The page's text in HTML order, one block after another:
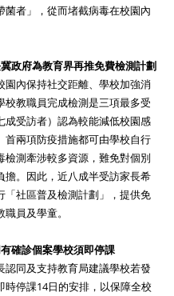
菌者」，從而堵截病毒在校園內
政府為教育界再推免費檢測計劃
園內保持社交距離、學校加強消
校教職員完成檢測是三項最多受
成受訪者）認為較能減低校園感
首兩項防疫措施都可由學校自行
檢測牽涉較多資源，難免對個別
擔。因此，近八成半受訪家長希
「社區普及檢測計劃」，提供免
員及學童。
確診個案學校須即停課
認同及支持教育局建議學校若發
時停課14日的安排，以保障全校